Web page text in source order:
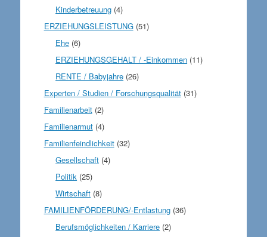
Kinderbetreuung (4)
ERZIEHUNGSLEISTUNG(51)
Ehe (6)
ERZIEHUNGSGEHALT / -Einkommen (11)
RENTE / Babyjahre (26)
Experten / Studien / Forschungsqualität(31)
Familienarbeit(2)
Familienarmut(4)
Familienfeindlichkeit(32)
Gesellschaft (4)
Politik (25)
Wirtschaft (8)
FAMILIENFÖRDERUNG/-Entlastung(36)
Berufsmöglichkeiten / Karriere (2)